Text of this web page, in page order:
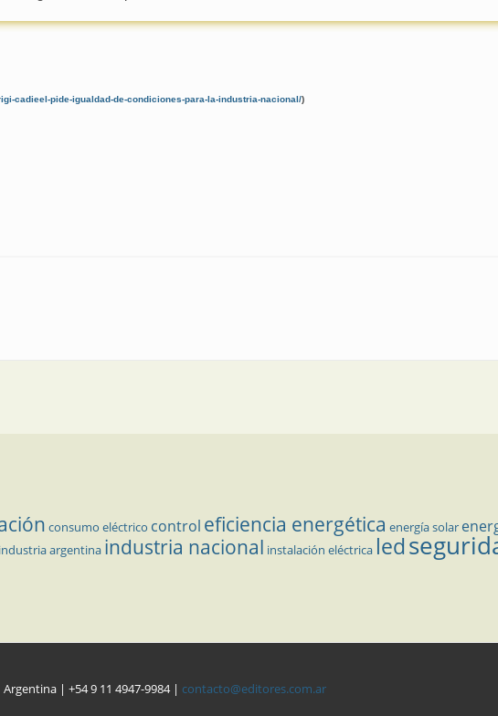
cadieel-pide-igualdad-de-condiciones-para-la-industria-nacional/)
consumo eléctrico control eficiencia energética energía solar
industria argentina industria nacional instalación eléctrica led
Argentina | +54 9 11 4947-9984 | contacto@editores.com.ar